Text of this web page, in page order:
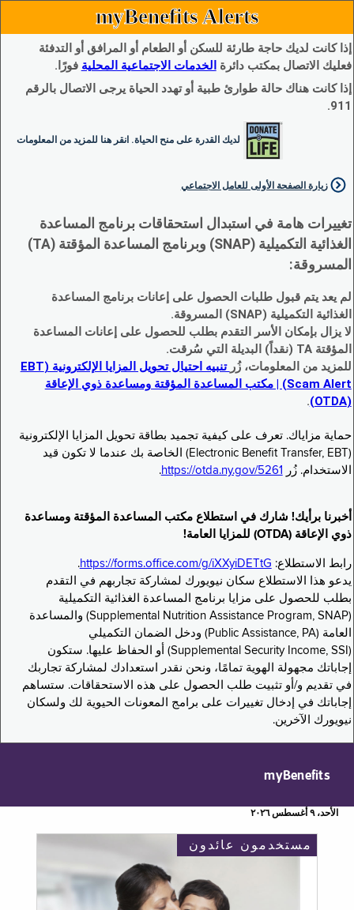
myBenefits Alerts
إذا كانت لديك حاجة طارئة للسكن أو الطعام أو المرافق أو التدفئة
فعليك الاتصال بمكتب دائرة الخدمات الاجتماعية المحلية فورًا.
إذا كانت هناك حالة طوارئ طبية أو تهدد الحياة يرجى الاتصال بالرقم
911.
لديك القدرة على منح الحياة. انقر هنا للمزيد من المعلومات
زيارة الصفحة الأولى للعامل الاجتماعي
تغييرات هامة في استبدال استحقاقات برنامج المساعدة
الغذائية التكميلية (SNAP) وبرنامج المساعدة المؤقتة (TA)
المسروقة:
لم يعد يتم قبول طلبات الحصول على إعانات برنامج المساعدة
الغذائية التكميلية (SNAP) المسروقة.
لا يزال بإمكان الأسر التقدم بطلب للحصول على إعانات المساعدة
المؤقتة TA (نقداً) البديلة التي سُرقت.
للمزيد من المعلومات، زُر
تنبيه احتيال تحويل المزايا الإلكترونية (EBT
Scam Alert) | مكتب المساعدة المؤقتة ومساعدة ذوي الإعاقة
(OTDA)
.
حماية مزاياك. تعرف على كيفية تجميد بطاقة تحويل المزايا الإلكترونية
(Electronic Benefit Transfer, EBT) الخاصة بك عندما لا تكون قيد
الاستخدام. زُر
https://otda.ny.gov/5261
.
أخبرنا برأيك! شارك في استطلاع مكتب المساعدة المؤقتة ومساعدة
ذوي الإعاقة (OTDA) للمزايا العامة!
رابط الاستطلاع: https://forms.office.com/g/iXXyiDETtG
.
يدعو هذا الاستطلاع سكان نيويورك لمشاركة تجاربهم في التقدم
بطلب للحصول على مزايا برنامج المساعدة الغذائية التكميلية
(Supplemental Nutrition Assistance Program, SNAP) والمساعدة
العامة (Public Assistance, PA) ودخل الضمان التكميلي
(Supplemental Security Income, SSI) أو الحفاظ عليها. ستكون
إجاباتك مجهولة الهوية تمامًا، ونحن نقدر استعدادك لمشاركة تجاربك
في تقديم و/أو تثبيت طلب الحصول على هذه الاستحقاقات. ستساهم
إجاباتك في إدخال تغييرات على برامج المعونات الحيوية لك ولسكان
نيويورك الآخرين.
myBenefits
الأحد، ٩ أغسطس ٢٠٢٦
مستخدمون عائدون